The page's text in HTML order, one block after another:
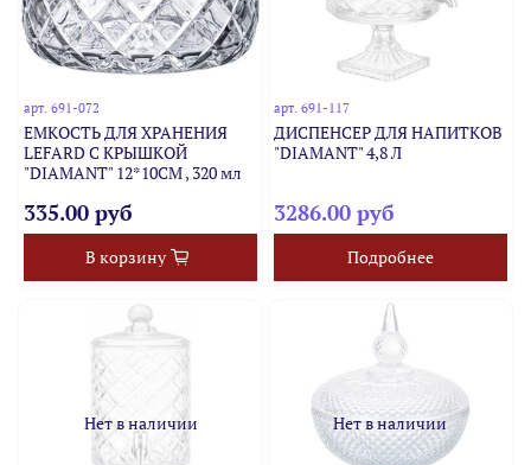
арт.691-072
ЕМКОСТЬ ДЛЯ ХРАНЕНИЯ
LEFARD С КРЫШКОЙ
"DIAMANT" 12*10СМ , 320 мл
335.00 руб
В корзину
арт. 691-117
ДИСПЕНСЕР ДЛЯ НАПИТКОВ
"DIAMANT" 4,8 Л
3286.00 руб
Подробнее
Нет в наличии Нет в наличии